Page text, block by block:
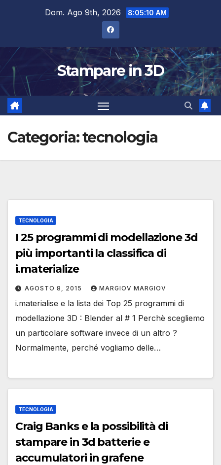
Dom. Ago 9th, 2026 8:05:11 AM
Stampare in 3D
Categoria:tecnologia
TECNOLOGIA
I 25 programmi di modellazione 3d
più importanti la classifica di
i.materialize
AGOSTO 8, 2015 MARGIOV MARGIOV
i.materialise e la lista dei Top 25 programmi di
modellazione 3D : Blender al # 1 Perchè scegliemo
un particolare software invece di un altro ?
Normalmente, perché vogliamo delle…
TECNOLOGIA
Craig Banks e la possibilità di
stampare in 3d batterie e
accumulatori in grafene